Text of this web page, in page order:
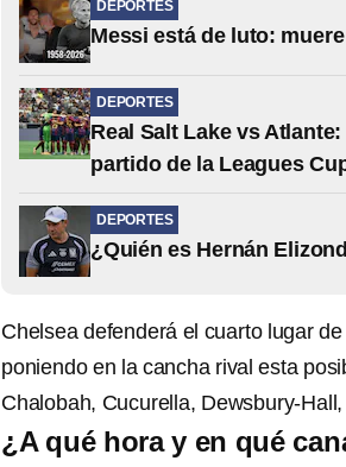
DEPORTES
Messi está de luto:
DEPORTES
Real Salt Lake vs
partido de la Leagues
DEPORTES
¿Quién es Hernán
Chelsea defenderá el cuarto lugar
poniendo en la cancha rival esta
Chalobah, Cucurella, Dewsbury-
¿A qué hora y en qué